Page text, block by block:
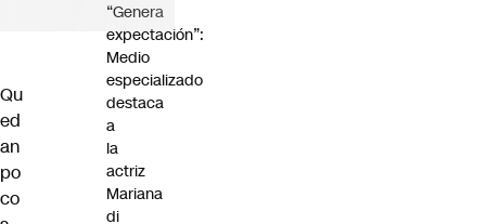
Qu
ed
an
po
co
“Genera
expectación”:
Medio
especializado
destaca
a
la
actriz
Mariana
di